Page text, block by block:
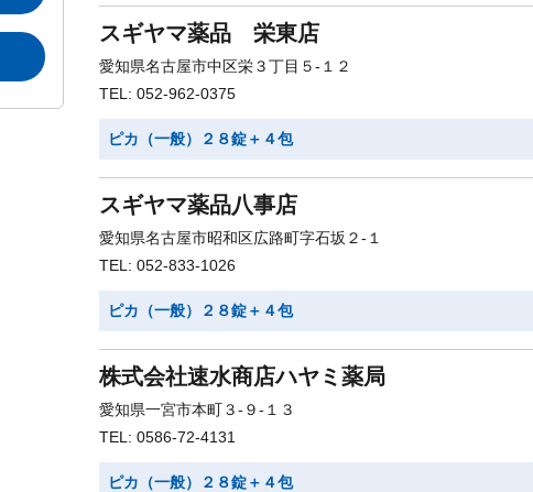
スギヤマ薬品 栄東店
愛知県名古屋市中区栄３丁目５-１２
TEL: 052-962-0375
ピカ（一般）２８錠＋４包
スギヤマ薬品八事店
愛知県名古屋市昭和区広路町字石坂２-１
TEL: 052-833-1026
ピカ（一般）２８錠＋４包
株式会社速水商店ハヤミ薬局
愛知県一宮市本町３-９-１３
TEL: 0586-72-4131
ピカ（一般）２８錠＋４包